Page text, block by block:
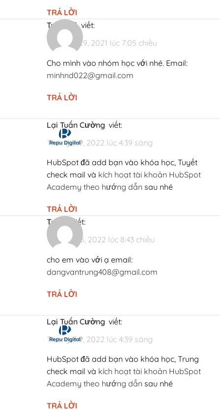
TRẢ LỜI
Tuyết Lê viết:
Tháng 9 29, 2021 lúc 7:05 chiều
Cho mình vào nhóm học với nhé. Email:
minhnd022@gmail.com
TRẢ LỜI
Lại Tuấn Cường viết:
Tháng 9 9, 2022 lúc 4:39 sáng
HubSpot đã add bạn vào khóa học, Tuyết
check mail và kích hoạt tài khoản HubSpot
Academy theo hướng dẫn sau nhé
TRẢ LỜI
Trung
viết:
Tháng 1 15, 2022 lúc 8:43 chiều
cho em vào với ạ email:
dangvantrung408@gmail.com
TRẢ LỜI
Lại Tuấn Cường viết:
Tháng 9 9, 2022 lúc 4:39 sáng
HubSpot đã add bạn vào khóa học, Trung
check mail và kích hoạt tài khoản HubSpot
Academy theo hướng dẫn sau nhé
TRẢ LỜI